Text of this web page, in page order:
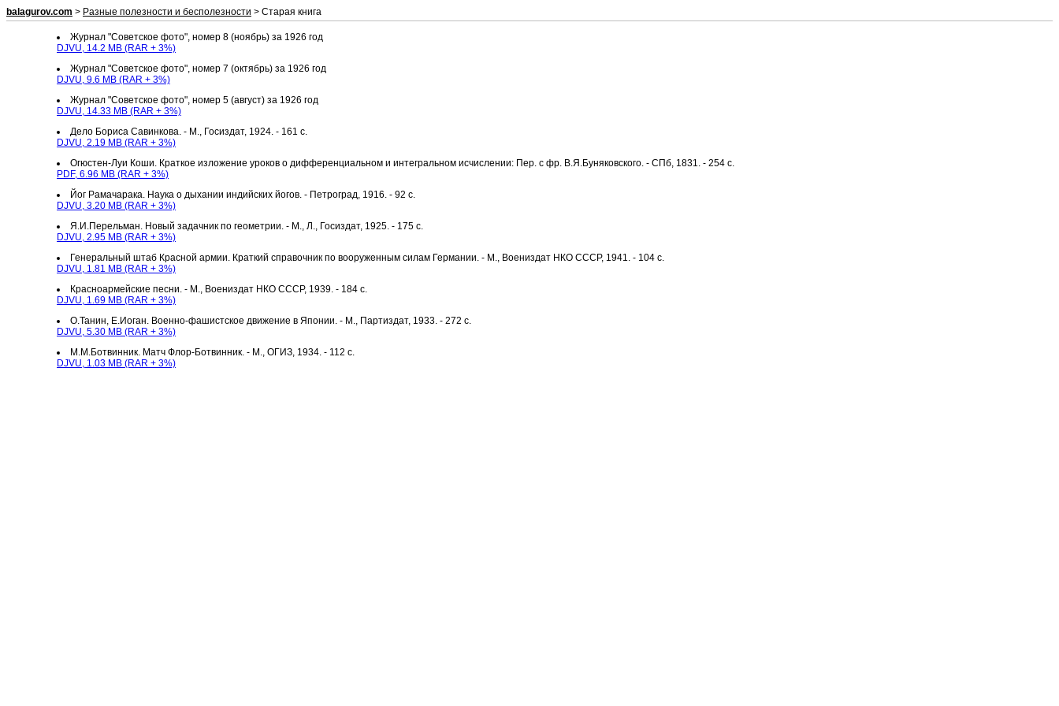
balagurov.com > Разные полезности и бесполезности > Старая книга
Журнал "Советское фото", номер 8 (ноябрь) за 1926 год
DJVU, 14.2 MB (RAR + 3%)
Журнал "Советское фото", номер 7 (октябрь) за 1926 год
DJVU, 9.6 MB (RAR + 3%)
Журнал "Советское фото", номер 5 (август) за 1926 год
DJVU, 14.33 MB (RAR + 3%)
Дело Бориса Савинкова. - М., Госиздат, 1924. - 161 с.
DJVU, 2.19 MB (RAR + 3%)
Огюстен-Луи Коши. Краткое изложение уроков о дифференциальном и интегральном исчислении: Пер. с фр. В.Я.Буняковского. - СПб, 1831. - 254 с.
PDF, 6.96 MB (RAR + 3%)
Йог Рамачарака. Наука о дыхании индийских йогов. - Петроград, 1916. - 92 с.
DJVU, 3.20 MB (RAR + 3%)
Я.И.Перельман. Новый задачник по геометрии. - М., Л., Госиздат, 1925. - 175 с.
DJVU, 2.95 MB (RAR + 3%)
Генеральный штаб Красной армии. Краткий справочник по вооруженным силам Германии. - М., Воениздат НКО СССР, 1941. - 104 с.
DJVU, 1.81 MB (RAR + 3%)
Красноармейские песни. - М., Воениздат НКО СССР, 1939. - 184 с.
DJVU, 1.69 MB (RAR + 3%)
О.Танин, Е.Иоган. Военно-фашистское движение в Японии. - М., Партиздат, 1933. - 272 с.
DJVU, 5.30 MB (RAR + 3%)
М.М.Ботвинник. Матч Флор-Ботвинник. - М., ОГИЗ, 1934. - 112 с.
DJVU, 1.03 MB (RAR + 3%)